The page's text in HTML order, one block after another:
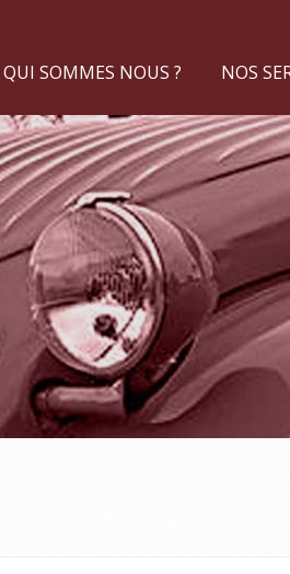
QUI SOMMES NOUS ? NOS